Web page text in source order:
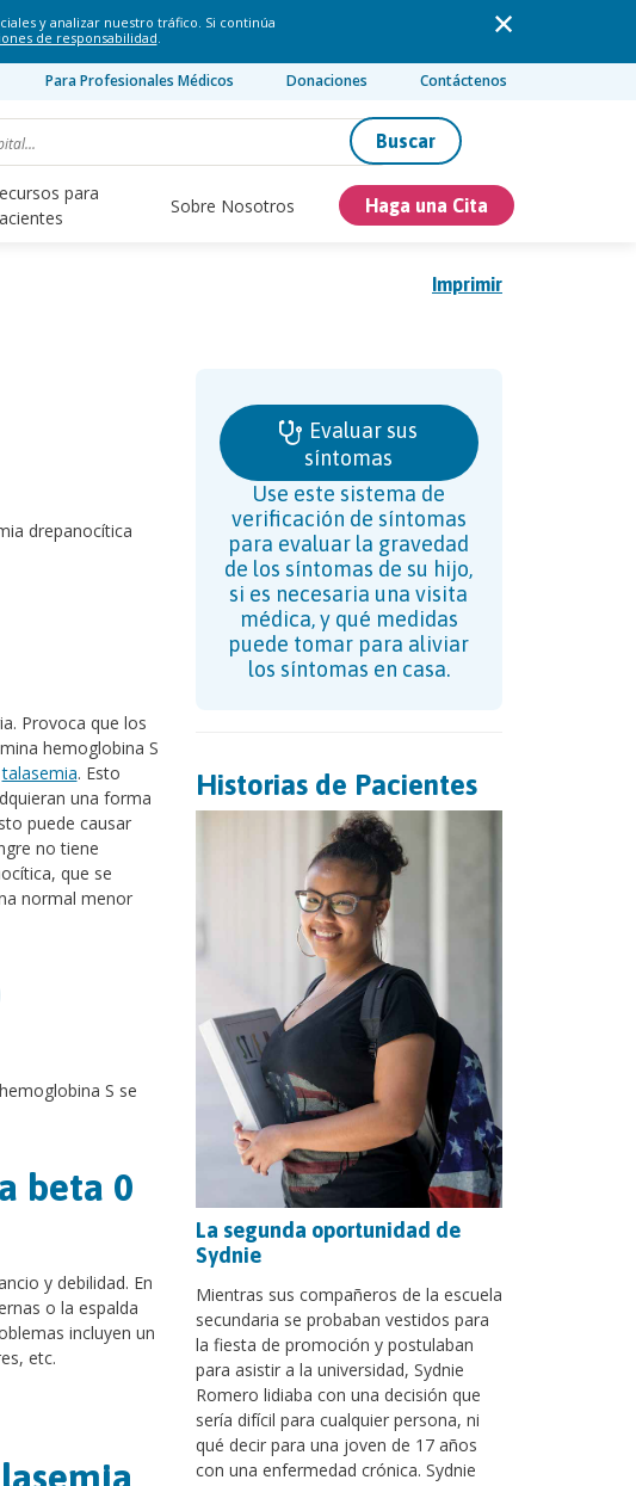
y analizar nuestro tráfico. Si continúa
de responsabilidad.
Para Profesionales Médicos Donaciones Contáctenos
Buscar
para
Sobre Nosotros Haga una Cita
Imprimir
drepanocítica
Provoca que los
hemoglobina S
talasemia. Esto
una forma
puede causar
no tiene
que se
normal menor
S se
beta 0
y debilidad. En
o la espalda
incluyen un
etc.
Evaluar sus
síntomas
Use este sistema de
verificación de síntomas
para evaluar la gravedad
de los síntomas de su hijo,
si es necesaria una visita
médica, y qué medidas
puede tomar para aliviar
los síntomas en casa.
Historias de Pacientes
La segunda oportunidad de
Sydnie
Mientras sus compañeros de la escuela
secundaria se probaban vestidos para
la fiesta de promoción y postulaban
para asistir a la universidad, Sydnie
Romero lidiaba con una decisión que
sería difícil para cualquier persona, ni
qué decir para una joven de 17 años
con una enfermedad crónica. Sydnie